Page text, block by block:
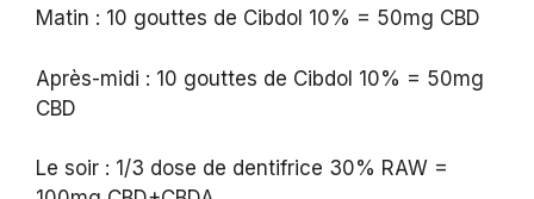
Matin : 10 gouttes de Cibdol 10% = 50mg CBD
Après-midi : 10 gouttes de Cibdol 10% = 50mg
CBD
Le soir : 1/3 dose de dentifrice 30% RAW =